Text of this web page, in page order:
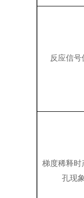
反应信号
梯度稀释时
孔现